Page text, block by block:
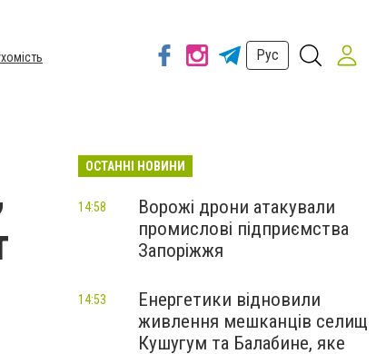
Рус
ОСТАННІ НОВИНИ
Ворожі дрони атакували
промислові підприємства
Запоріжжя
14:58
Енергетики відновили
живлення мешканців селищ
Кушугум та Балабине, яке
14:53